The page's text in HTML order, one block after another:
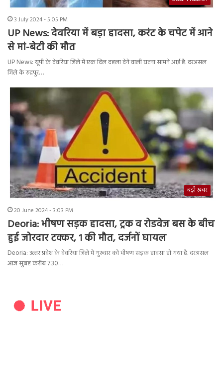
3 July 2024 - 5:05 PM
UP News: देवरिया में बड़ा हादसा, करंट के चपेट में आने
से मां-बेटी की मौत
UP News: यूपी के देवरिया जिले में एक दिल दहला देने वाली घटना सामने आई है. दरअसल
जिले के रुद्रपुर…
बड़ी ख़बर
20 June 2024 - 3:03 PM
Deoria: भीषण सड़क हादसा, ट्रक व रोडवेज बस के बीच
हुई जोरदार टक्कर, 1 की मौत, दर्जनों घायल
Deoria: उत्‍तर प्रदेश के देवरिया जिले में गुरुवार को भीषण सड़क हादसा हो गया है. दरअसल
आज सुबह करीब 7.30…